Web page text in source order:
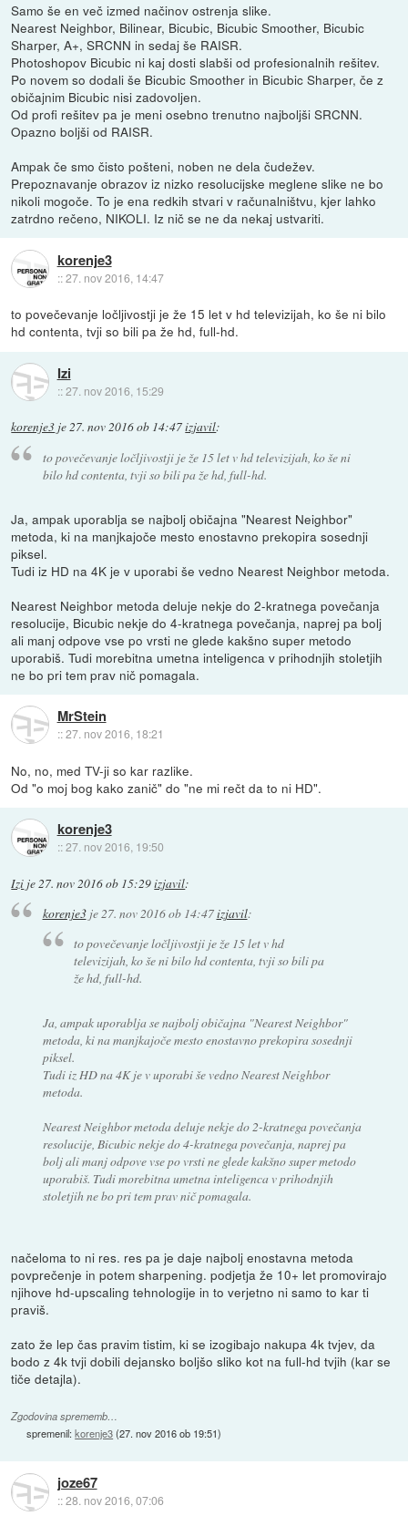
Samo še en več izmed načinov ostrenja slike.
Nearest Neighbor, Bilinear, Bicubic, Bicubic Smoother, Bicubic
Sharper, A+, SRCNN in sedaj še RAISR.
Photoshopov Bicubic ni kaj dosti slabši od profesionalnih rešitev.
Po novem so dodali še Bicubic Smoother in Bicubic Sharper, če z
običajnim Bicubic nisi zadovoljen.
Od profi rešitev pa je meni osebno trenutno najboljši SRCNN.
Opazno boljši od RAISR.
Ampak če smo čisto pošteni, noben ne dela čudežev.
Prepoznavanje obrazov iz nizko resolucijske meglene slike ne bo
nikoli mogoče. To je ena redkih stvari v računalništvu, kjer lahko
zatrdno rečeno, NIKOLI. Iz nič se ne da nekaj ustvariti.
korenje3
::27. nov 2016, 14:47
to povečevanje ločljivostji je že 15 let v hd televizijah, ko še ni bilo
hd contenta, tvji so bili pa že hd, full-hd.
Izi
::27. nov 2016, 15:29
korenje3 je27. nov 2016 ob 14:47izjavil:
to povečevanje ločljivostji je že 15 let v hd televizijah, ko še ni
bilo hd contenta, tvji so bili pa že hd, full-hd.
Ja, ampak uporablja se najbolj običajna "Nearest Neighbor"
metoda, ki na manjkajoče mesto enostavno prekopira sosednji
piksel.
Tudi iz HD na 4K je v uporabi še vedno Nearest Neighbor metoda.
Nearest Neighbor metoda deluje nekje do 2-kratnega povečanja
resolucije, Bicubic nekje do 4-kratnega povečanja, naprej pa bolj
ali manj odpove vse po vrsti ne glede kakšno super metodo
uporabiš. Tudi morebitna umetna inteligenca v prihodnjih stoletjih
ne bo pri tem prav nič pomagala.
MrStein
::27. nov 2016, 18:21
No, no, med TV-ji so kar razlike.
Od "o moj bog kako zanič" do "ne mi rečt da to ni HD".
korenje3
::27. nov 2016, 19:50
Izi je27. nov 2016 ob 15:29izjavil:
korenje3je27. nov 2016 ob 14:47izjavil:
to povečevanje ločljivostji je že 15 let v hd
televizijah, ko še ni bilo hd contenta, tvji so bili pa
že hd, full-hd.
Ja, ampak uporablja se najbolj običajna "Nearest Neighbor"
metoda, ki na manjkajoče mesto enostavno prekopira sosednji
piksel.
Tudi iz HD na 4K je v uporabi še vedno Nearest Neighbor
metoda.
Nearest Neighbor metoda deluje nekje do 2-kratnega povečanja
resolucije, Bicubic nekje do 4-kratnega povečanja, naprej pa
bolj ali manj odpove vse po vrsti ne glede kakšno super metodo
uporabiš. Tudi morebitna umetna inteligenca v prihodnjih
stoletjih ne bo pri tem prav nič pomagala.
načeloma to ni res. res pa je daje najbolj enostavna metoda
povprečenje in potem sharpening. podjetja že 10+ let promovirajo
njihove hd-upscaling tehnologije in to verjetno ni samo to kar ti
praviš.
zato že lep čas pravim tistim, ki se izogibajo nakupa 4k tvjev, da
bodo z 4k tvji dobili dejansko boljšo sliko kot na full-hd tvjih (kar se
tiče detajla).
Zgodovina sprememb…
spremenil:korenje3(27. nov 2016 ob 19:51)
joze67
::28. nov 2016, 07:06